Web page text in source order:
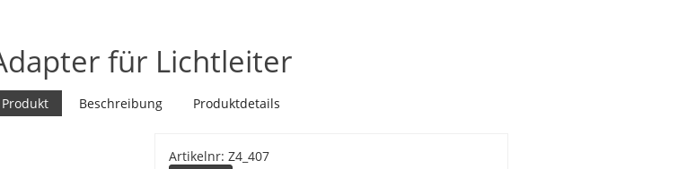
für Lichtleiter
Produkt Beschreibung Produktdetails
Artikelnr: Z4_407